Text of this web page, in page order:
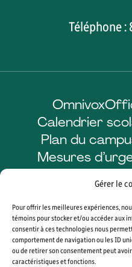
Gérer le
Pour offrir les meilleures expériences,
témoins pour stocker et/ou accéder aux
consentir à ces technologies nous
comportement de navigation ou les ID
ou de retirer son consentement peut
caractéristiques et fonctions.
Téléphone
Omnivox
Calendrier
Plan du
Mesures
Facebook